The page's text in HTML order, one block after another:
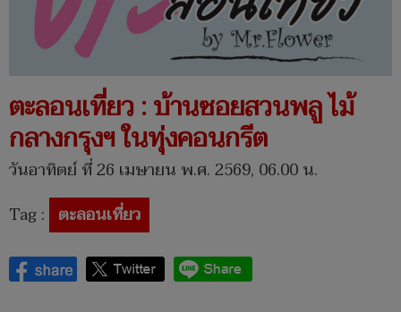
ตะลอนเที่ยว : บ้านซอยสวนพลู ไม้
กลางกรุงฯ ในทุ่งคอนกรีต
วันอาทิตย์ ที่ 26 เมษายน พ.ศ. 2569, 06.00 น.
Tag : ตะลอนเที่ยว